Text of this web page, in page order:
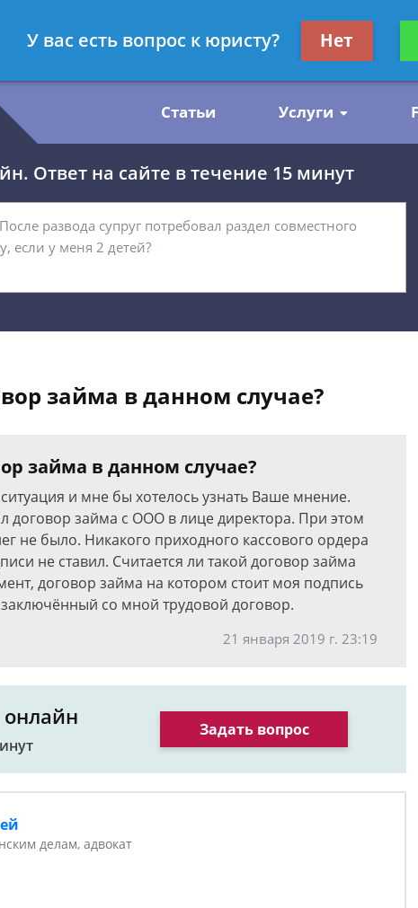
праву
Получите
Статьи Услуги
Ответ на сайте в течение 15 минут
займа в данном случае?
займа в данном случае?
и мне бы хотелось узнать Ваше мнение.
договор займа с ООО в лице директора. При этом
не было. Никакого приходного кассового ордера
не ставил. Считается ли такой договор займа
договор займа на котором стоит моя подпись
со мной трудовой договор.
21 января 2019 г. 23:19
Задать вопрос
делам, адвокат
У вас есть вопрос к юристу? Нет